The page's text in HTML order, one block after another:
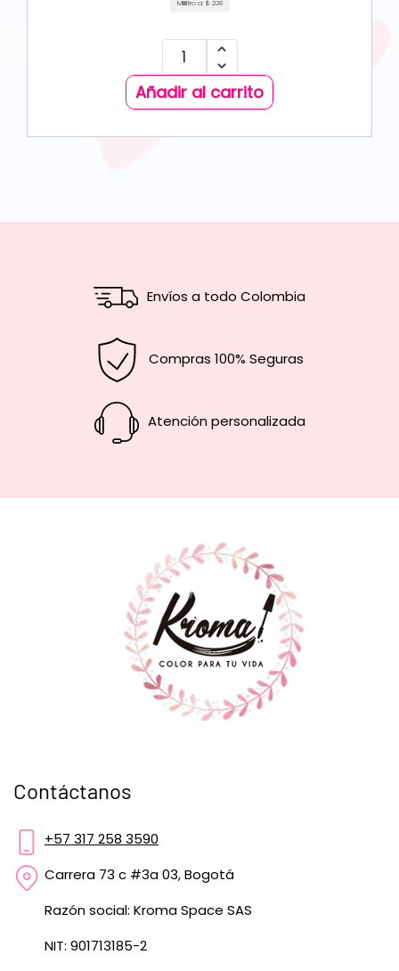
Mililitro a: $ 228
Añadir al carrito
Envíos a todo Colombia
Compras 100% Seguras
Atención personalizada
Contáctanos
+57 317 258 3590
Carrera 73 c #3a 03, Bogotá
Razón social: Kroma Space SAS
NIT: 901713185-2